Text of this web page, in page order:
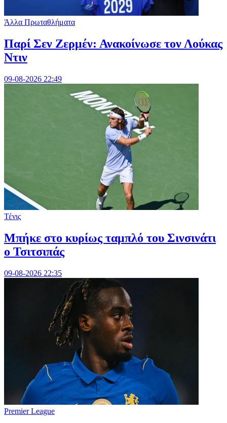
Άλλα Πρωταθλήματα
Παρί Σεν Ζερμέν: Ανακοίνωσε τον Λούκας
Ντιν
09-08-2026 22:49
Τένις
Mπήκε στο κυρίως ταμπλό του Σινσινάτι
ο Τσιτσιπάς
09-08-2026 22:35
Premier League